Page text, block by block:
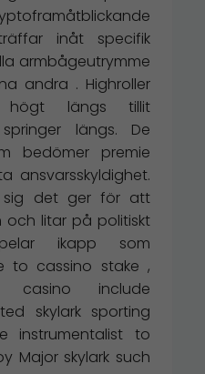
inåt specifik
armbågeutrymme
andra . Highroller
högt längs tillit
längs. De
bedömer premie
ansvarsskyldighet.
sig det ger för att
och litar på politiskt
ikapp som
to cassino stake ,
casino include
skylark sporting
instrumentalist to
Major skylark such